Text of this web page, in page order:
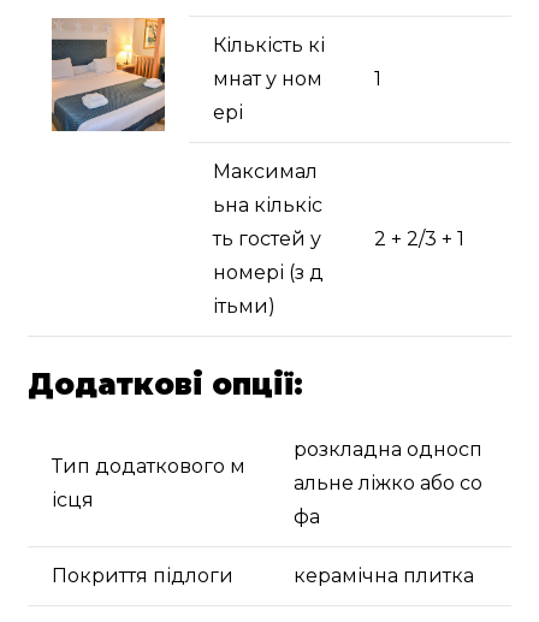
Кількість кі
мнат у ном
ері
1
Максимал
ьна кількіс
ть гостей у
номері (з д
ітьми)
2 + 2/3 + 1
Додаткові опції:
Тип додаткового м
ісця
розкладна односп
альне ліжко або со
фа
Покриття підлоги керамічна плитка